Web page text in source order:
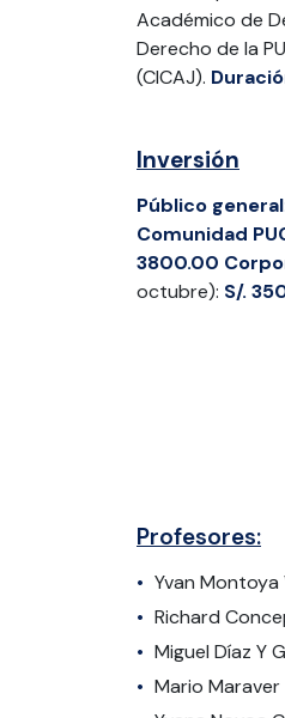
Académico de
Derecho de la
(CICAJ).
Inversión
Público
Comunidad
3800.00
octubre): S/.
Profesores:
Yvan Montoya
Richard
Miguel Díaz Y
Mario Maraver